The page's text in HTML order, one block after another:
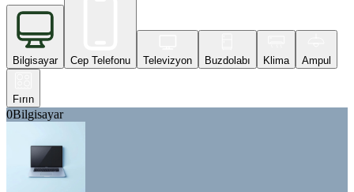
Bilgisayar Cep Telefonu Televizyon Buzdolabı Klima Ampul
Fırın
0Bilgisayar